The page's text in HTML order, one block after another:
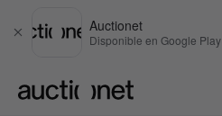
Cerrar
Auctionet
Disponible en Google Play